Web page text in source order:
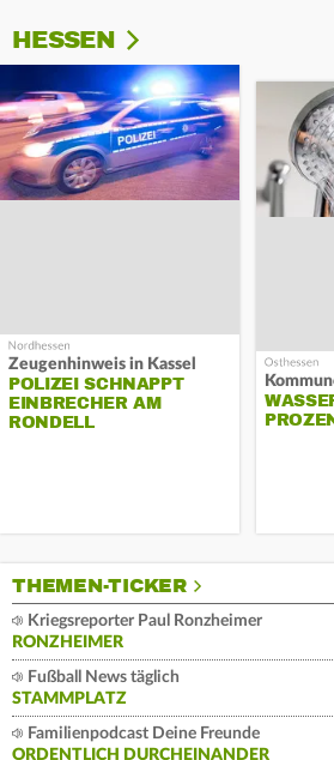
HESSEN
Zeugenhinweis in Kassel
POLIZEI SCHNAPPT
EINBRECHER AM
RONDELL
THEMEN-TICKER
Kriegsreporter Paul Ronzheimer
RONZHEIMER
Fußball News täglich
STAMMPLATZ
Familienpodcast Deine Freunde
ORDENTLICH DURCHEINANDER